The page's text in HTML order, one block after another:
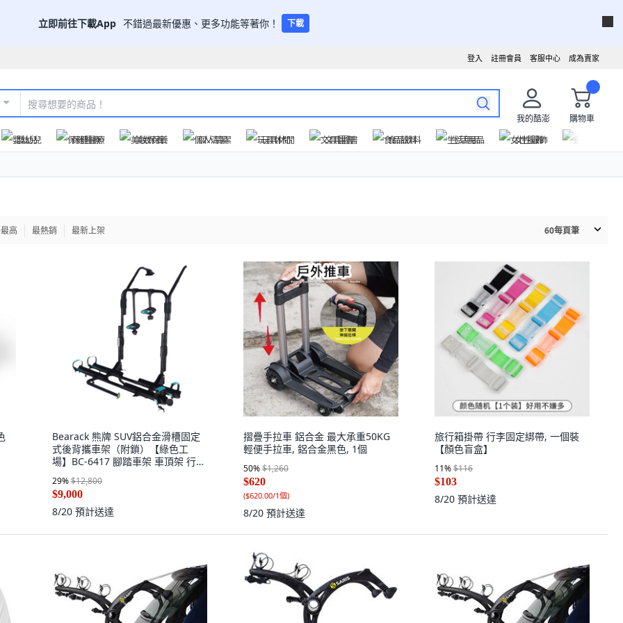
立即前往下載App 不錯過最新優惠、更多功能等著你！ 下載
成為賣家
客服中心
註冊會員
登入
我的酷澎
購物車
嬰幼兒
保健醫療 美妝保養 個人清潔 玩具休閒 文具圖書 食品飲料 生活用品 女性服飾
高 最熱銷 最新上架 60每頁筆
Bearack 熊牌 SUV鋁合金滑槽固定
式後背攜車架（附鎖）【綠色工
場】BC-6417 腳踏車架 車頂架 行李
架, 黑色和藍色, 1個
29%$12,800
$9,000
8/20 預計送達
摺疊手拉車 鋁合金 最大承重50KG
輕便手拉車, 鋁合金黑色, 1個
50%$1,260
$620
($620.00/1個)
8/20 預計送達
旅行箱掛帶 行李固定綁帶, 一個裝
【顏色盲盒】
11%$116
$103
8/20 預計送達